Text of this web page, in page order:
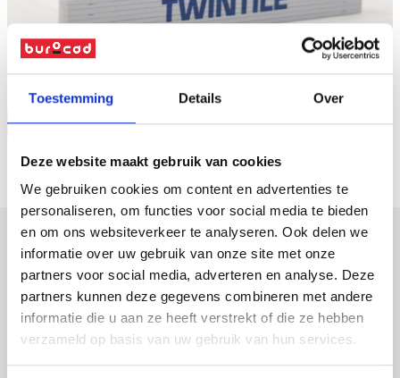
Toestemming Details Over
Deze website maakt gebruik van cookies
We gebruiken cookies om content en advertenties te
personaliseren, om functies voor social media te bieden
en om ons websiteverkeer te analyseren. Ook delen we
informatie over uw gebruik van onze site met onze
partners voor social media, adverteren en analyse. Deze
partners kunnen deze gegevens combineren met andere
informatie die u aan ze heeft verstrekt of die ze hebben
verzameld op basis van uw gebruik van hun services.
Naar overzicht
Vraag offerte
verpakkingen
displays
promotiemateriaal